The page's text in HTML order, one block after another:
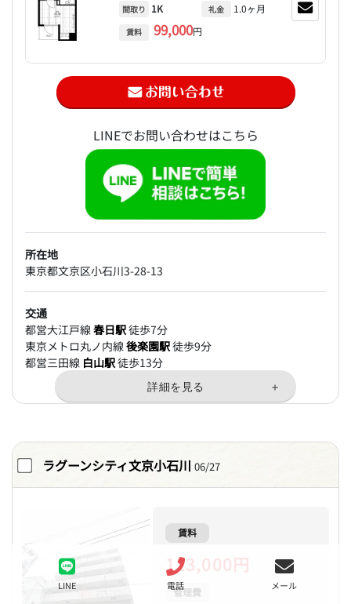
LINE 電話 メール
間取り 1K
賃料 99,000円
礼金 1.0ヶ月
LINEでお問い合わせはこちら
所在地
東京都文京区小石川3-28-13
交通
都営大江戸線春日駅徒歩7分
東京メトロ丸ノ内線後楽園駅徒歩9分
都営三田線 白山駅徒歩13分
ラグーンシティ文京小石川 06/27
賃料
113,000円
管理費